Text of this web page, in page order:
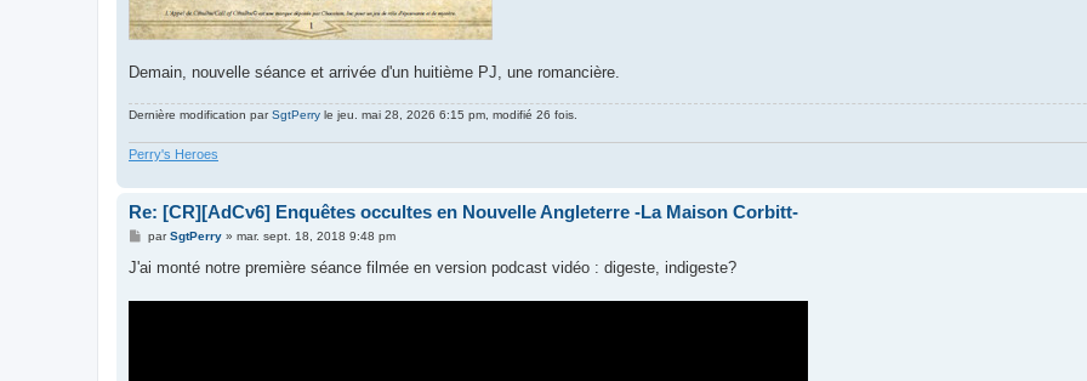
Demain, nouvelle séance et arrivée d'un huitième PJ, une romancière.
Dernière modification parSgtPerry le jeu. mai 28, 2026 6:15 pm, modifié 26 fois.
Perry's Heroes
Re: [CR][AdCv6] Enquêtes occultes en Nouvelle Angleterre -La Maison Corbitt-
M
s
parSgtPerry» mar. sept. 18, 2018 9:48 pm
J'ai monté notre première séance filmée en version podcast vidéo : digeste, indigeste?